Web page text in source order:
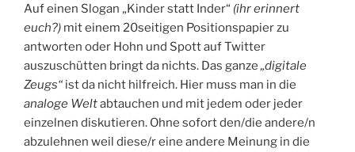
Auf einen Slogan „Kinder statt Inder“ (ihr erinnert
euch?) mit einem 20seitigen Positionspapier zu
antworten oder Hohn und Spott auf Twitter
auszuschütten bringt da nichts. Das ganze„digitale
Zeugs“ ist da nicht hilfreich. Hier muss man in die
analoge Weltabtauchen und mit jedem oder jeder
einzelnen diskutieren. Ohne sofort den/die andere/n
abzulehnen weil diese/r eine andere Meinung in die